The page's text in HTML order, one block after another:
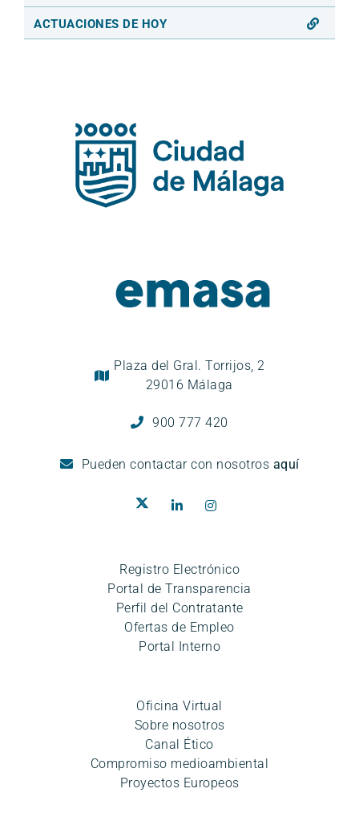
ACTUACIONES DE HOY
Plaza del Gral. Torrijos, 2
29016 Málaga
900 777 420
Pueden contactar con nosotros aquí
Registro Electrónico
Portal de Transparencia
Perfil del Contratante
Ofertas de Empleo
Portal Interno
Oficina Virtual
Sobre nosotros
Canal Ético
Compromiso medioambiental
Proyectos Europeos